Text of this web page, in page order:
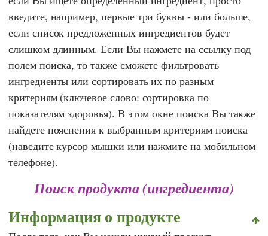
введите, например, первые три буквы - или больше,
если список предложенных ингредиентов будет
слишком длинным. Если Вы нажмете на ссылку под
полем поиска, то также сможете фильтровать
ингредиенты или сортировать их по разным
критериям (ключевое слово: сортировка по
показателям здоровья). В этом окне поиска Вы также
найдете пояснения к выбранным критериям поиска
(наведите курсор мышки или нажмите на мобильном
телефоне).
Поиск продукта (ингредиента)
Информация о продукте